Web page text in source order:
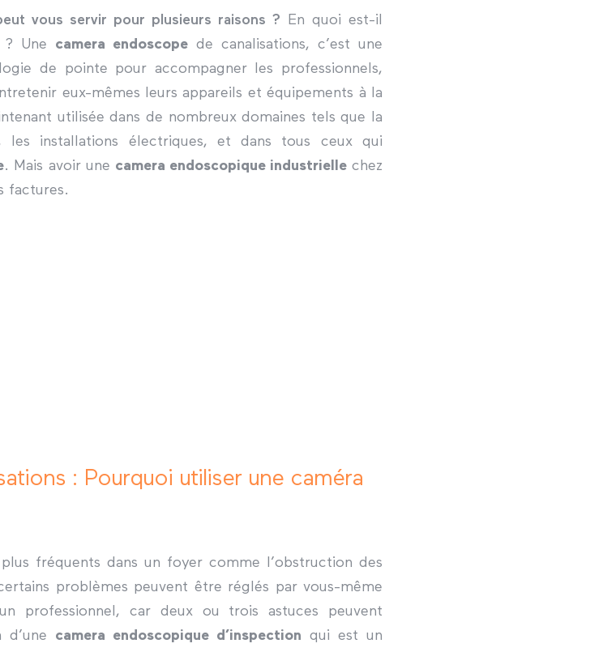
vous servir pour plusieurs raisons ? En quoi est-il
? Une camera endoscopede canalisations, c’est une
de pointe pour accompagner les professionnels,
eux-mêmes leurs appareils et équipements à la
utilisée dans de nombreux domaines tels que la
les installations électriques, et dans tous ceux qui
. Mais avoir une camera endoscopique industriellechez
factures.
: Pourquoi utiliser une caméra
fréquents dans un foyer comme l’obstruction des
problèmes peuvent être réglés par vous-même
professionnel, car deux ou trois astuces peuvent
d’une camera endoscopique d’inspection qui est un